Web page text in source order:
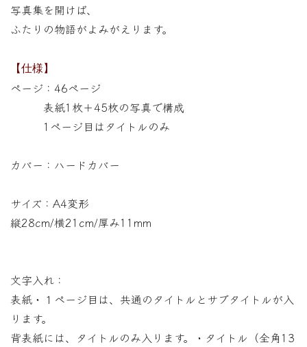
写真集を開けば、
ふたりの物語がよみがえります。
【仕様】
ページ：46ページ
表紙1枚＋45枚の写真で構成
1ページ目はタイトルのみ
カバー：ハードカバー
サイズ：A4変形
縦28cm/横21cm/厚み11mm
文字入れ：
表紙・１ページ目は、共通のタイトルとサブタイトルが入
ります。
背表紙には、タイトルのみ入ります。・タイトル（全角13